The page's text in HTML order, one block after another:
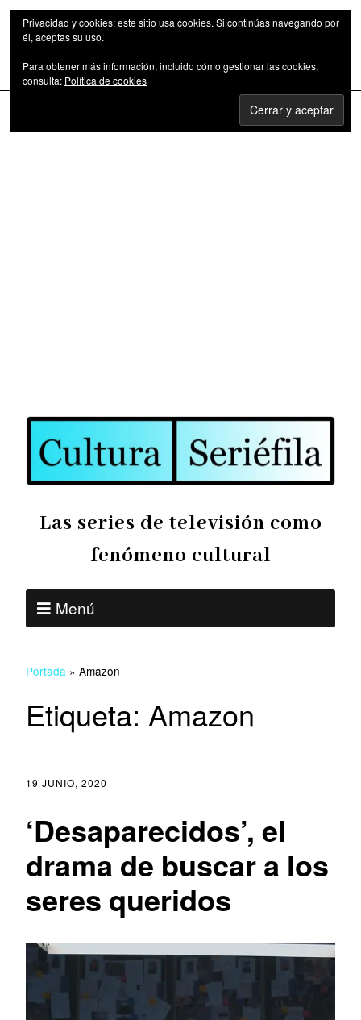
Las series de televisión como fenómeno cultural
Las series de televisión como
fenómeno cultural
Menú
Portada » Amazon
Etiqueta: Amazon
19 JUNIO, 2020
‘Desaparecidos’, el
drama de buscar a los
seres queridos
Privacidad y cookies: este sitio usa cookies. Si continúas navegando por
él, aceptas su uso.
Para obtener más información, incluido cómo gestionar las cookies,
consulta: Política de cookies